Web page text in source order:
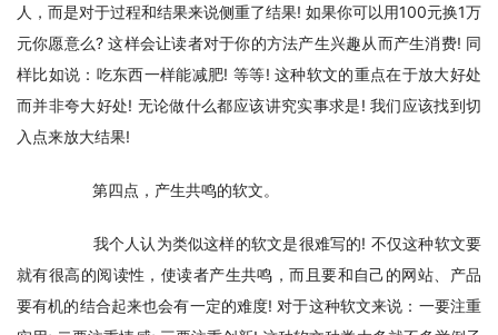
人，而是对于过程和结果来说侧重了结果! 如果你可以用100元换1万
元你愿意么? 这样会让读者对于你的方法产生兴趣从而产生消费! 同
样比如说：吃东西一样能减肥! 等等! 这种软文的重点在于放大好处
而并非夸大好处! 无论做什么都应该讲究实事求是! 我们应该找到切
入点来放大结果!
第四点，产生共鸣的软文。
我个人认为类似这样的软文是很难写的! 不仅这种软文要
就有很高的阅读性，使读者产生共鸣，而且要和自己的网站、产品
要有机的结合起来也会有一定的难度! 对于这种软文来说：一要注重